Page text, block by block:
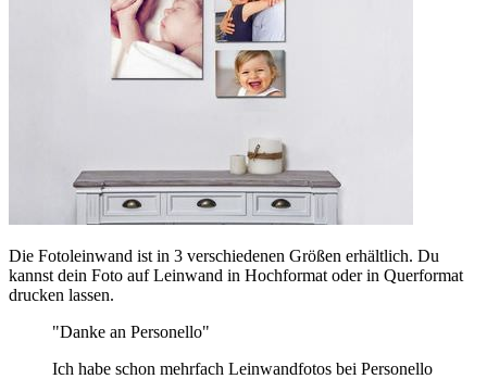
Die Fotoleinwand ist in 3 verschiedenen Größen erhältlich. Du
kannst dein Foto auf Leinwand in Hochformat oder in Querformat
drucken lassen.
"Danke an Personello"
Ich habe schon mehrfach Leinwandfotos bei Personello